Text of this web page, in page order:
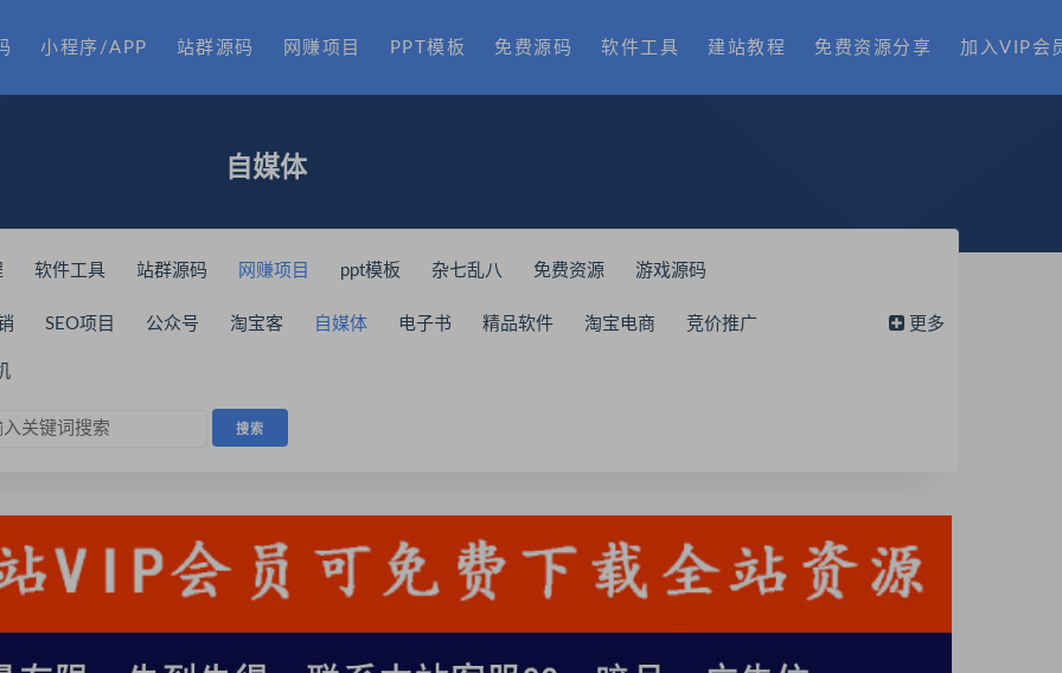
小程序/APP 站群源码 网赚项目 PPT模板 免费源码 软件工具 建站教程 免费资源分享 加入VIP会
自媒体
软件工具 站群源码 网赚项目 ppt模板 杂七乱八 免费资源 游戏源码
SEO项目 公众号 淘宝客 自媒体 电子书 精品软件 淘宝电商 竞价推广 更多